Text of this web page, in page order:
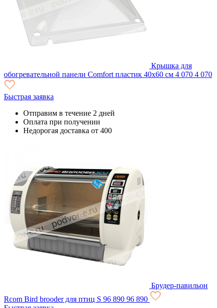
Крышка для
обогревательной панели Comfort пластик 40х60 см 4 070 4 070
Быстрая заявка
Отправим в течение 2 дней
Оплата при получении
Недорогая доставка от 400
Брудер-павильон
Rcom Bird brooder для птиц S 96 890 96 890